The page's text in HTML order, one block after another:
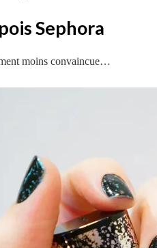
Sephora
moins convaincue…